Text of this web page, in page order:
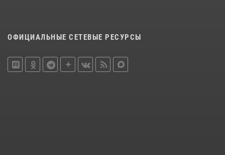
ОФИЦИАЛЬНЫЕ СЕТЕВЫЕ РЕСУРСЫ